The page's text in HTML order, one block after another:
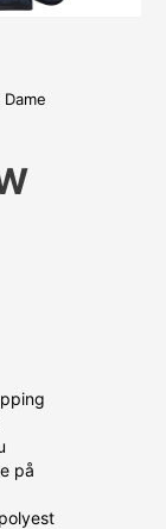
på